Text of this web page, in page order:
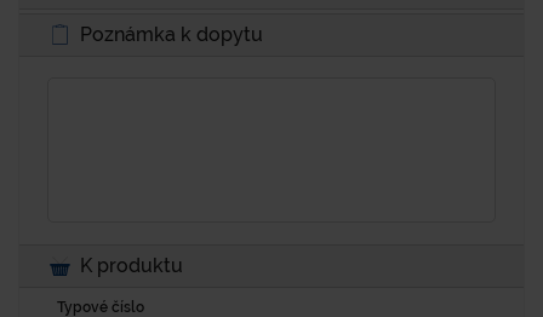
Poznámka k dopytu
K produktu
Typové číslo